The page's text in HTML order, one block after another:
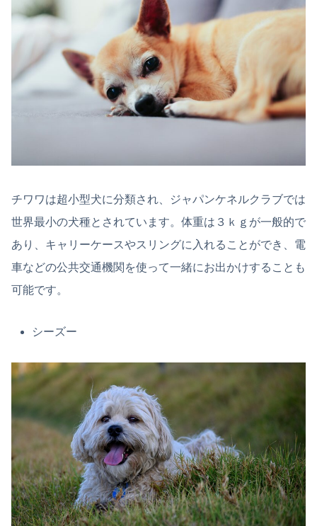
チワワは超小型犬に分類され、ジャパンケネルクラブでは
世界最小の犬種とされています。体重は３ｋｇが一般的で
あり、キャリーケースやスリングに入れることができ、電
車などの公共交通機関を使って一緒にお出かけすることも
可能です。
シーズー